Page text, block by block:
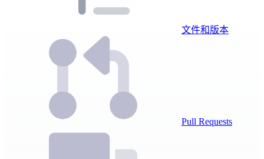
文件和版本
Pull Requests